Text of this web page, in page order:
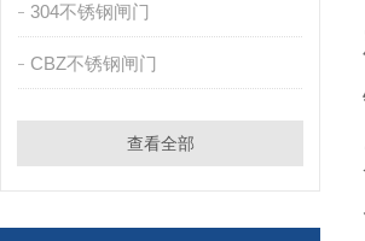
304不锈钢闸门
CBZ不锈钢闸门
查看全部